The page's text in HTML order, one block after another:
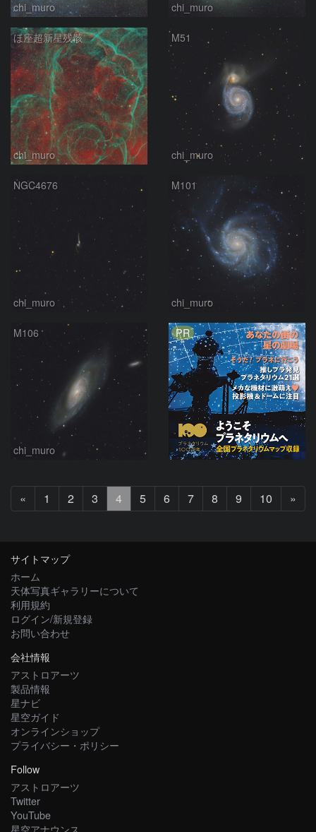
chi_muro chi_muro
ほ座超新星残骸
chi_muro
M51
chi_muro
NGC4676
chi_muro
M101
chi_muro
M106
chi_muro
PR
«
へ
1 2 3 4 5 6 7 8 9 10 »
へ
サイトマップ
ホーム
天体写真ギャラリーについて
利用規約
ログイン/新規登録
お問い合わせ
会社情報
アストロアーツ
製品情報
星ナビ
星空ガイド
オンラインショップ
プライバシー・ポリシー
Follow
アストロアーツ
Twitter
YouTube
星空アナウンス